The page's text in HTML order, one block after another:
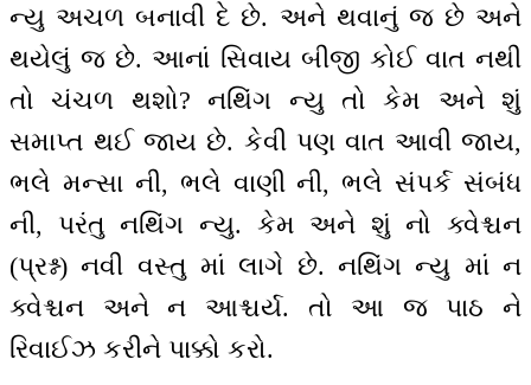
ન્યુ અચળ બનાવી દે છે. અને થવાનું જ છે અને
થયેલું જ છે. આનાં સિવાય બીજી કોઈ વાત નથી
તો ચંચળ થશો? નથિંગ ન્યુ તો કેમ અને શું
સમાપ્ત થઈ જાય છે. કેવી પણ વાત આવી જાય,
ભલે મન્સા ની, ભલે વાણી ની, ભલે સંપર્ક સંબંધ
ની, પરંતુ નથિંગ ન્યુ. કેમ અને શું નો ક્વેશ્ચન
(પ્રશ્ન) નવી વસ્તુ માં લાગે છે. નથિંગ ન્યુ માં ન
ક્વેશ્ચન અને ન આશ્ચર્ય. તો આ જ પાઠ ને
રિવાઈઝ કરીને પાક્કો કરો.